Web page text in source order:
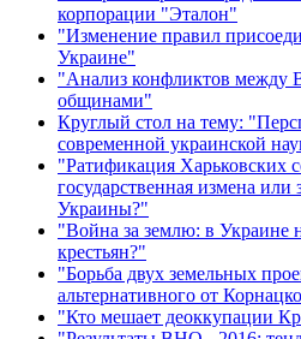
корпорации "Эталон"
"Изменение правил
Украине"
"Анализ конфликтов
общинами"
Круглый стол на тему:
современной украинской
"Ратификация Харьковских
государственная измена или
Украины?"
"Война за землю: в Украине
крестьян?"
"Борьба двух земельных
альтернативного от
"Кто мешает деоккупации